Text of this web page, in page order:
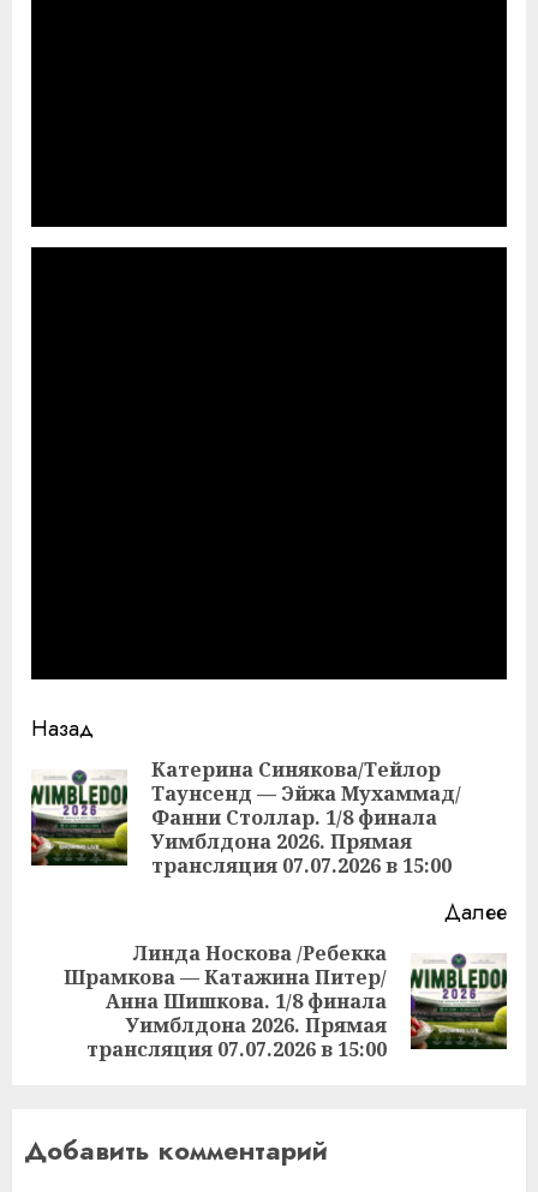
Продолжить
чтение
Назад
Катерина Синякова/Тейлор
Таунсенд — Эйжа Мухаммад/
Фанни Столлар. 1/8 финала
Уимблдона 2026. Прямая
трансляция 07.07.2026 в 15:00
Далее
Следующая
Линда Носкова /Ребекка
Шрамкова — Катажина Питер/
Анна Шишкова. 1/8 финала
Уимблдона 2026. Прямая
трансляция 07.07.2026 в 15:00
Добавить комментарий